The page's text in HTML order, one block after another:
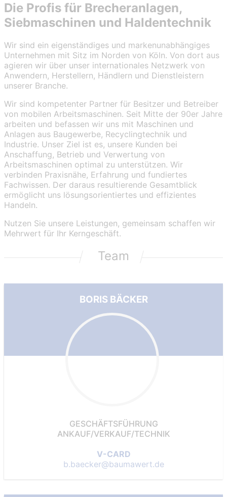
Die Profis für Brecheranlagen,
Siebmaschinen und Haldentechnik
Wir sind ein eigenständiges und markenunabhängiges
Unternehmen mit Sitz im Norden von Köln. Von dort aus
agieren wir über unser internationales Netzwerk von
Anwendern, Herstellern, Händlern und Dienstleistern
unserer Branche.
Wir sind kompetenter Partner für Besitzer und Betreiber
von mobilen Arbeitsmaschinen. Seit Mitte der 90er Jahre
arbeiten und befassen wir uns mit Maschinen und
Anlagen aus Baugewerbe, Recyclingtechnik und
Industrie. Unser Ziel ist es, unsere Kunden bei
Anschaffung, Betrieb und Verwertung von
Arbeitsmaschinen optimal zu unterstützen. Wir
verbinden Praxisnähe, Erfahrung und fundiertes
Fachwissen. Der daraus resultierende Gesamtblick
ermöglicht uns lösungsorientiertes und effizientes
Handeln.
Nutzen Sie unsere Leistungen, gemeinsam schaffen wir
Mehrwert für Ihr Kerngeschäft.
Team
BORIS BÄCKER
GESCHÄFTSFÜHRUNG
ANKAUF/VERKAUF/TECHNIK
V-CARD
b.baecker@baumawert.de